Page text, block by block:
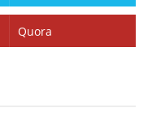
Quora